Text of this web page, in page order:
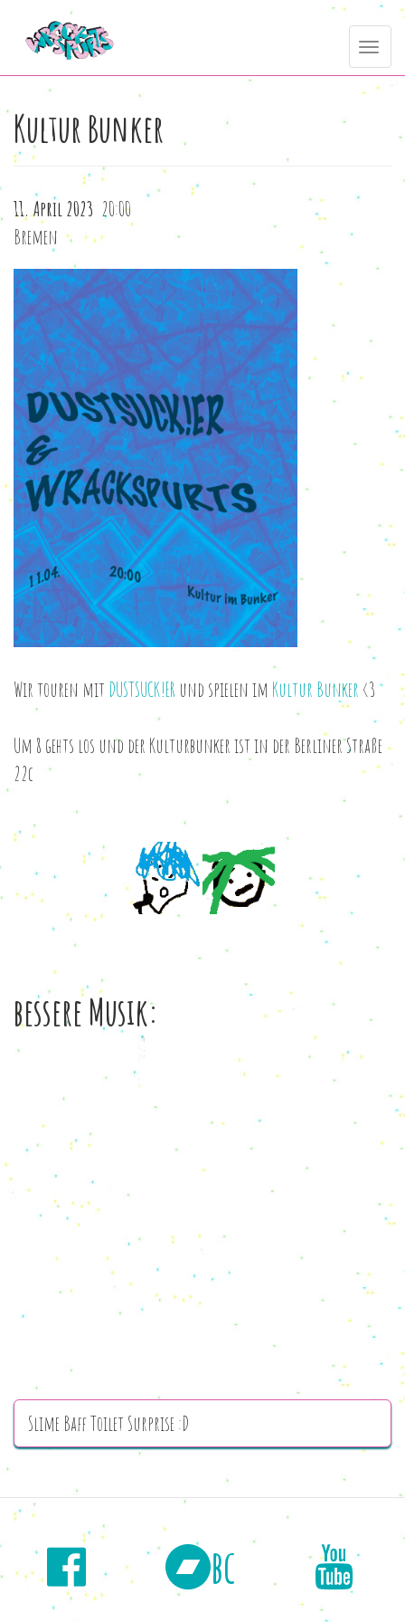
Direkt
Toggle
Kultur Bunker
11. April 2023 20:00
Bremen
Wir touren mit DUSTSUCK!ER und spielen im Kultur Bunker <3
Um 8 gehts los und der Kulturbunker ist in der Berliner Straße
22c
bessere Musik:
Slime Baff Toilet Surprise :D
bc